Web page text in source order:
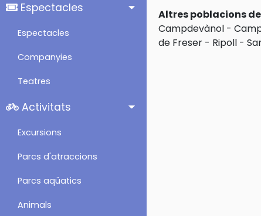
Espectacles
Espectacles
Companyies
Teatres
Activitats
Excursions
Parcs d'atraccions
Parcs aqüatics
Animals
Altres poblacions
Campdevànol -
de Freser - Ripoll -